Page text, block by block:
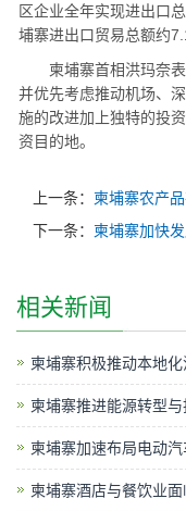
区企业全年实现进出口
埔寨进出口贸易总额约
柬埔寨首相洪玛奈
并优先考虑推动机场、
施的改进加上独特的投
资目的地。
上一条： 柬埔寨农产
下一条： 柬埔寨加快
相关新闻
柬埔寨积极推动本地
柬埔寨推进能源转型
柬埔寨加速布局电动
柬埔寨酒店与餐饮业